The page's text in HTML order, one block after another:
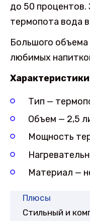
до 50
термопота вода
Большого объема
любимых
Характеристики
Тип —
Объем — 2,5
Мощность
Материал —
Плюсы
Стильный и